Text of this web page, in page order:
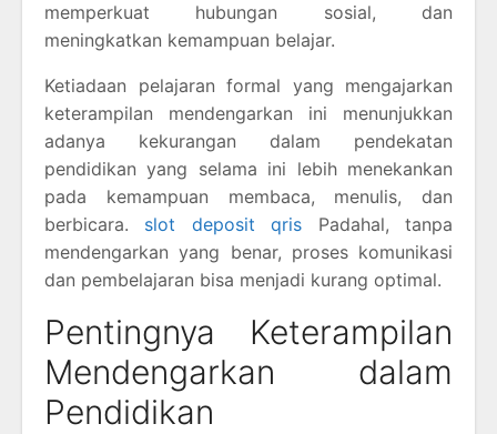
memperkuat hubungan sosial, dan
meningkatkan kemampuan belajar.
Ketiadaan pelajaran formal yang mengajarkan
keterampilan mendengarkan ini menunjukkan
adanya kekurangan dalam pendekatan
pendidikan yang selama ini lebih menekankan
pada kemampuan membaca, menulis, dan
berbicara. slot deposit qris Padahal, tanpa
mendengarkan yang benar, proses komunikasi
dan pembelajaran bisa menjadi kurang optimal.
Pentingnya Keterampilan
Mendengarkan dalam
Pendidikan